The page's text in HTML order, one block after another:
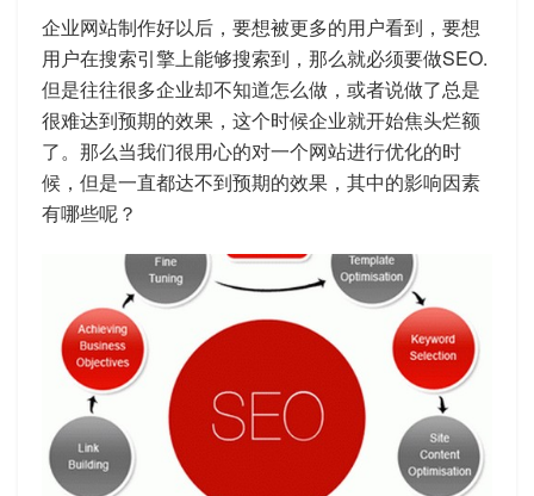
企业网站制作好以后，要想被更多的用户看到，要想
用户在搜索引擎上能够搜索到，那么就必须要做SEO.
但是往往很多企业却不知道怎么做，或者说做了总是
很难达到预期的效果，这个时候企业就开始焦头烂额
了。那么当我们很用心的对一个网站进行优化的时
候，但是一直都达不到预期的效果，其中的影响因素
有哪些呢？